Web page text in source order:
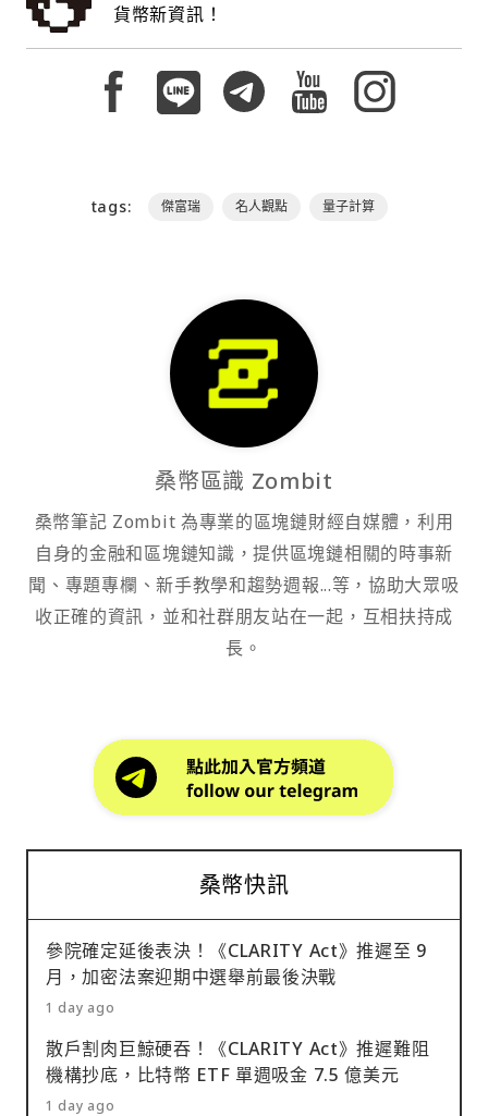
貨幣新資訊！
tags: 傑富瑞 名人觀點 量子計算
桑幣區識 Zombit
桑幣筆記 Zombit 為專業的區塊鏈財經自媒體，利用
自身的金融和區塊鏈知識，提供區塊鏈相關的時事新
聞、專題專欄、新手教學和趨勢週報...等，協助大眾吸
收正確的資訊，並和社群朋友站在一起，互相扶持成
長。
桑幣快訊
參院確定延後表決！《CLARITY Act》推遲至 9
月，加密法案迎期中選舉前最後決戰
1 day ago
散戶割肉巨鯨硬吞！《CLARITY Act》推遲難阻
機構抄底，比特幣 ETF 單週吸金 7.5 億美元
1 day ago